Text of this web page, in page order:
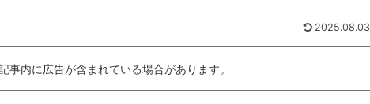
2025.08.03
事内に広告が含まれている場合があります。